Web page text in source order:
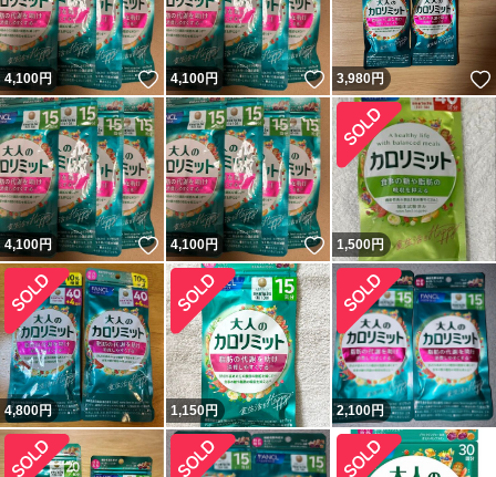
4,100円 いいね！
4,100円 いいね！
3,980円
4,100円 いいね！
4,100円 いいね！
1,500円
4,800円 1,150円 2,100円